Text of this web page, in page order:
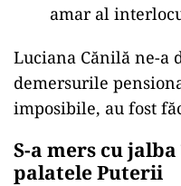
amar al
Luciana Cănilă ne-a
demersurile
imposibile, au fost
S-a mers cu
palatele Puterii